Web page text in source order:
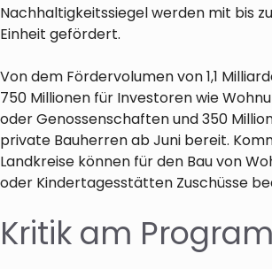
Nachhaltigkeitssiegel werden mit bis
Einheit gefördert.
Von dem Fördervolumen von 1,1
750 Millionen für Investoren wie
oder Genossenschaften und 350
private Bauherren ab Juni bereit.
Landkreise können für den Bau von
oder Kindertagesstätten Zuschüsse
Kritik am